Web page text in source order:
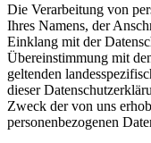
Die Verarbeitung von
Ihres Namens, der
Einklang mit der
Übereinstimmung mit
geltenden
dieser
Zweck der von uns
personenbezogenen